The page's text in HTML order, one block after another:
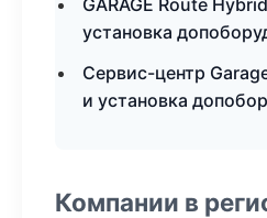
GARAGE Route
установка
Сервис-центр
и установка
Компании в